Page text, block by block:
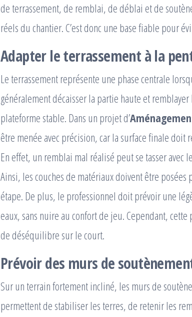
de terrassement, de remblai, de déblai et de
réels du chantier. C’est donc une base fiable pour
Adapter le terrassement à la
Le terrassement représente une phase centrale
généralement décaisser la partie haute et
plateforme stable. Dans un projet d’
être menée avec précision, car la surface finale doit
En effet, un remblai mal réalisé peut se tasser avec
Ainsi, les couches de matériaux doivent être
étape. De plus, le professionnel doit prévoir une
eaux, sans nuire au confort de jeu. Cependant,
de déséquilibre sur le court.
Prévoir des murs de
Sur un terrain fortement incliné, les murs de
permettent de stabiliser les terres, de retenir les